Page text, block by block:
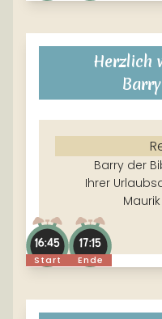
Herzlich
Barry der
Ihrer
Start
16:45
Ende
17:15